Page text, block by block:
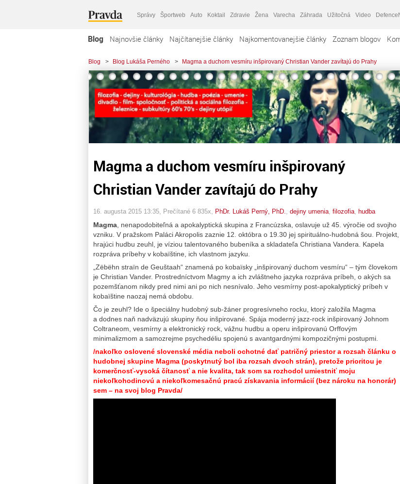
Správy Športweb Auto Koktail Zdravie Žena Varecha Záhrada Užitočná Video
Blog Najnovšie články Najčítanejšie články Najkomentovanejšie články Zoznam blogov
Blog > Blog Lukáša Perného > Magma a duchom vesmíru inšpirovaný Christian Vander zavítajú do Prahy
Magma a duchom vesmíru inšpirovaný
Christian Vander zavítajú do Prahy
16. augusta 2015 13:35 , Prečítané 6 835x, PhDr. Lukáš Perný, PhD. dejiny umenia filozofia hudba
Magma , nenapodobiteľná a apokalyptická skupina z Francúzska, oslavuje už 45. výročie od svojho
vzniku. V pražskom Paláci Akropolis zaznie 12. októbra o 19.30 jej spirituálno-hudobná šou. Projekt,
hrajúci hudbu zeuhl, je víziou talentovaného bubeníka a skladateľa Christiana Vandera. Kapela
rozpráva príbehy v kobaïštine, ich vlastnom jazyku.
„Zëbëhn straïn de Geuštaah“ znamená po kobaïsky „inšpirovaný duchom vesmíru“ – tým človekom
je Christian Vander. Prostredníctvom Magmy a ich zvláštneho jazyka rozpráva príbeh, o akých sa
pozemšťanom nikdy pred nimi ani po nich nesnívalo. Jeho vesmírny post-apokalyptický príbeh v
kobaïštine naozaj nemá obdobu.
Čo je zeuhl? Ide o špeciálny hudobný sub-žáner progresívneho rocku, ktorý založila Magma
a dodnes naň nadväzujú skupiny ňou inšpirované. Spája moderný jazz-rock inšpirovaný Johnom
Coltraneom, vesmírny a elektronický rock, vážnu hudbu a operu inšpirovanú Orffovým
minimalizmom a samozrejme psychedéliu spojenú s avantgardnými kompozičnými postupmi.
/nakoľko oslovené slovenské média neboli ochotné dať patričný priestor a rozsah článku o
hudobnej skupine Magma (poskytnutý bol iba rozsah dvoch strán), pretože prioritou je
komerčnosť-vysoká čítanosť a nie kvalita, tak som sa rozhodol umiestniť moju
niekoľkohodinovú a niekoľkomesačnú pracú získavania informácií (bez nároku na honorár)
sem – na svoj blog Pravda/